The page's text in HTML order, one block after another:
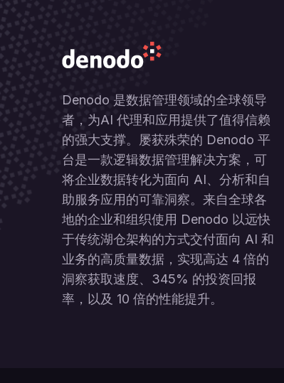
Denodo 是数据管理领域的全球领导
者，为AI 代理和应用提供了值得信赖
的强大支撑。屡获殊荣的 Denodo 平
台是一款逻辑数据管理解决方案，可
将企业数据转化为面向 AI、分析和自
助服务应用的可靠洞察。来自全球各
地的企业和组织使用 Denodo 以远快
于传统湖仓架构的方式交付面向 AI 和
业务的高质量数据，实现高达 4 倍的
洞察获取速度、345% 的投资回报
率，以及 10 倍的性能提升。